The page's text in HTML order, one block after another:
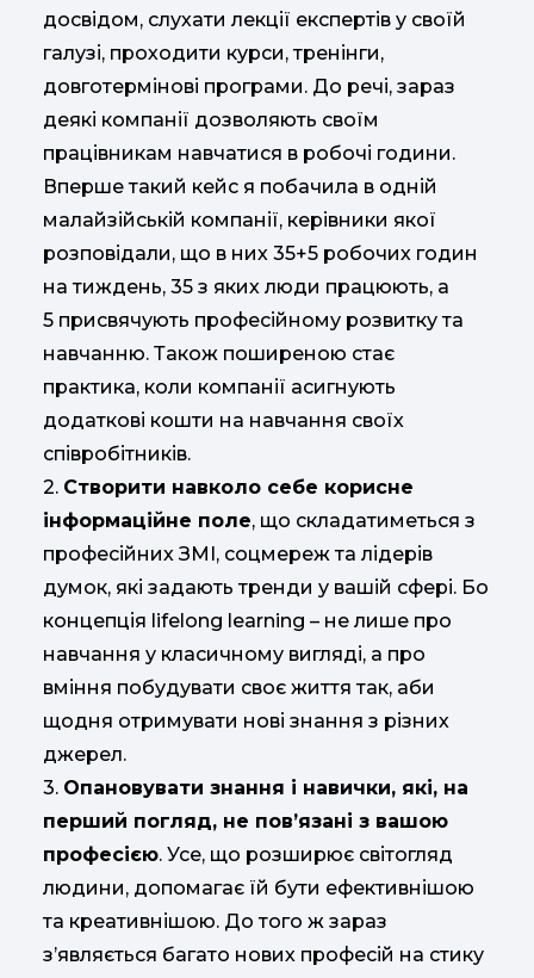
досвідом, слухати лекції експертів у своїй
галузі, проходити курси, тренінги,
довготермінові програми. До речі, зараз
деякі компанії дозволяють своїм
працівникам навчатися в робочі години.
Вперше такий кейс я побачила в одній
малайзійській компанії, керівники якої
розповідали, що в них 35+5 робочих годин
на тиждень, 35 з яких люди працюють, а
5 присвячують професійному розвитку та
навчанню. Також поширеною стає
практика, коли компанії асигнують
додаткові кошти на навчання своїх
співробітників.
2. Створити навколо себе корисне
інформаційне поле, що складатиметься з
професійних ЗМІ, соцмереж та лідерів
думок, які задають тренди у вашій сфері. Бо
концепція lifelong learning – не лише про
навчання у класичному вигляді, а про
вміння побудувати своє життя так, аби
щодня отримувати нові знання з різних
джерел.
3. Опановувати знання і навички, які, на
перший погляд, не повʼязані з вашою
професією. Усе, що розширює світогляд
людини, допомагає їй бути ефективнішою
та креативнішою. До того ж зараз
зʼявляється багато нових професій на стику